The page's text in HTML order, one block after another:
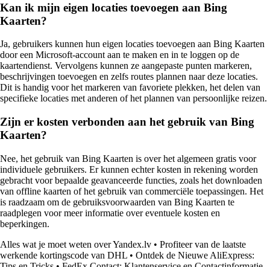
Kan ik mijn eigen locaties toevoegen aan Bing
Kaarten?
Ja, gebruikers kunnen hun eigen locaties toevoegen aan Bing Kaarten
door een Microsoft-account aan te maken en in te loggen op de
kaartendienst. Vervolgens kunnen ze aangepaste punten markeren,
beschrijvingen toevoegen en zelfs routes plannen naar deze locaties.
Dit is handig voor het markeren van favoriete plekken, het delen van
specifieke locaties met anderen of het plannen van persoonlijke reizen.
Zijn er kosten verbonden aan het gebruik van Bing
Kaarten?
Nee, het gebruik van Bing Kaarten is over het algemeen gratis voor
individuele gebruikers. Er kunnen echter kosten in rekening worden
gebracht voor bepaalde geavanceerde functies, zoals het downloaden
van offline kaarten of het gebruik van commerciële toepassingen. Het
is raadzaam om de gebruiksvoorwaarden van Bing Kaarten te
raadplegen voor meer informatie over eventuele kosten en
beperkingen.
Alles wat je moet weten over Yandex.lv • Profiteer van de laatste
werkende kortingscode van DHL • Ontdek de Nieuwe AliExpress: